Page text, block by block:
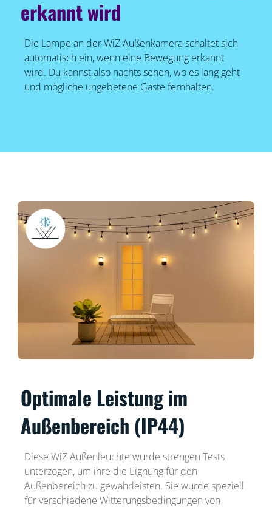
erkannt wird
Die Lampe an der WiZ Außenkamera schaltet sich
automatisch ein, wenn eine Bewegung erkannt
wird. Du kannst also nachts sehen, wo es lang geht
und mögliche ungebetene Gäste fernhalten.
Optimale Leistung im
Außenbereich (IP44)
Diese WiZ Außenleuchte wurde strengen Tests
unterzogen, um ihre die Eignung für den
Außenbereich zu gewährleisten. Sie wurde speziell
für verschiedene Witterungsbedingungen von